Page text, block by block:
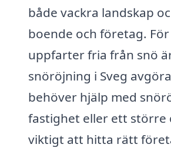
både vackra landskap
boende och företag.
uppfarter fria från snö
snöröjning i Sveg
behöver hjälp med
fastighet eller ett större
viktigt att hitta rätt